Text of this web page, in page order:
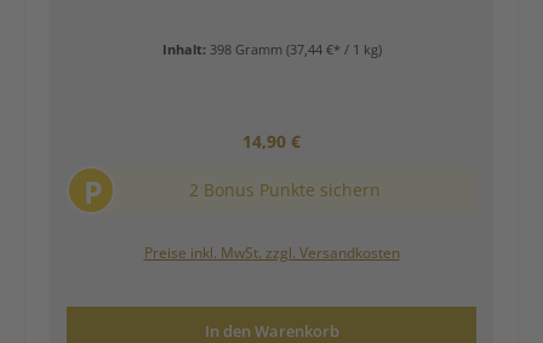
Inhalt: 398 Gramm (37,44 €* / 1 kg)
Regulärer Preis:
14,90 €
P 2 Bonus Punkte sichern
Preise inkl. MwSt. zzgl. Versandkosten
In den Warenkorb